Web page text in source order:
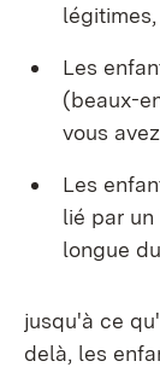
Les
(beaux-
vous
Les
lié par
longue
jusqu'à ce
delà, les